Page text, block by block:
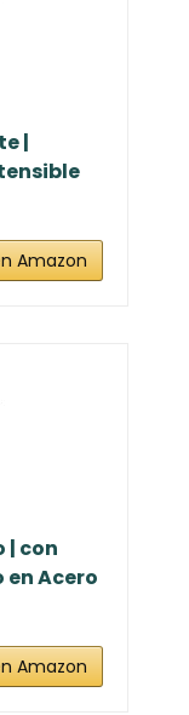
|
Amazon
| con
Acero
Amazon